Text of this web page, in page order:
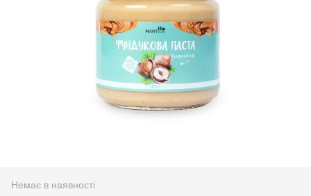
Немає в наявності